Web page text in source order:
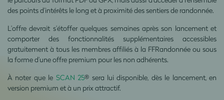
des points d’intérêts le long et à proximité des sentiers de randonnée.
L’offre devrait s’étoffer quelques semaines après son lancement et
comporter des fonctionnalités supplémentaires accessibles
gratuitement à tous les membres affiliés à la FFRandonnée ou sous
la forme d’une offre premium pour les non adhérents.
À noter que le SCAN 25® sera lui disponible, dès le lancement, en
version premium et à un prix attractif.